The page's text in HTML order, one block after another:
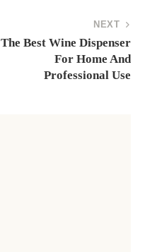
NEXT
The Best Wine Dispenser
For Home And
Professional Use